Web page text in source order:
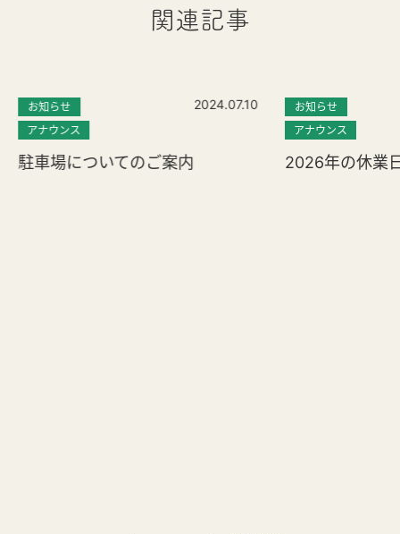
関連記事
お知らせ
アナウンス
2024.07.10
駐車場についてのご案内
お知らせ
アナウンス
2026年の休業